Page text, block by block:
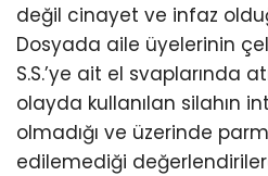
değil cinayet ve infaz
Dosyada aile üyelerinin
S.S.’ye ait el svaplarında
olayda kullanılan silahın
olmadığı ve üzerinde
edilemediği